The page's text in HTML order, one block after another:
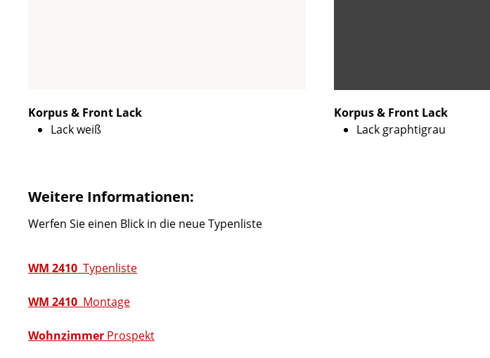
Korpus & Front Lack
Lack weiß
Korpus & Front Lack
Lack graphtigrau
Weitere Informationen:
Werfen Sie einen Blick in die neue Typenliste
WM 2410 Typenliste
WM 2410 Montage
Wohnzimmer Prospekt